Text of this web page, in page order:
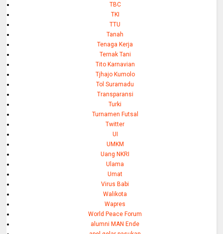
TBC
TKI
TTU
Tanah
Tenaga Kerja
Ternak Tani
Tito Karnavian
Tjhajo Kumolo
Tol Suramadu
Transparansi
Turki
Turnamen Futsal
Twitter
UI
UMKM
Uang NKRI
Ulama
Umat
Virus Babi
Walikota
Wapres
World Peace Forum
alumni MAN Ende